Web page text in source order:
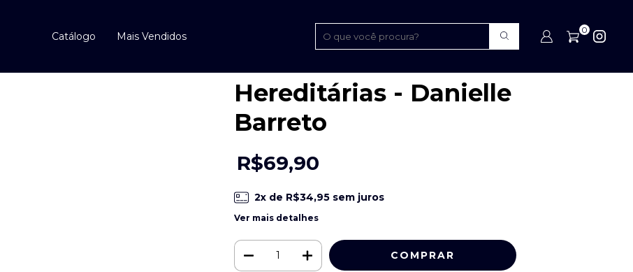
Catálogo Mais Vendidos
0
Mais Vendidos >
Vencendo as Raízes Hereditárias - Danielle Barreto
Hereditárias - Danielle
Barreto
R$69,90
2x de R$34,95sem juros
Ver mais detalhes